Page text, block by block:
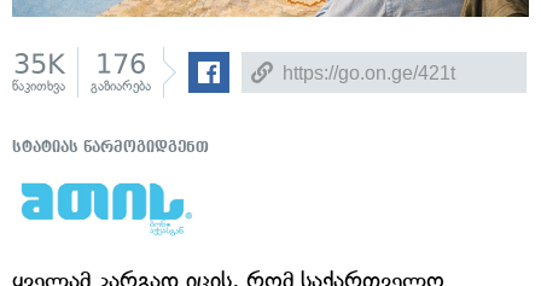
35K
წაკითხვა
176
გაზიარება
სტატიას წარმოგიდგენთ